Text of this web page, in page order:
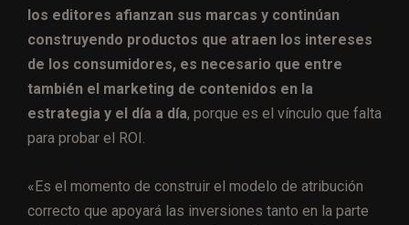
los editores afianzan sus marcas y continúan
construyendo productos que atraen los intereses
de los consumidores, es necesario que entre
también el marketing de contenidos en la
estrategia y el día a día, porque es el vínculo que falta
para probar el ROI.
«Es el momento de construir el modelo de atribución
correcto que apoyará las inversiones tanto en la parte